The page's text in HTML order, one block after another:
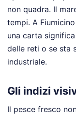
non quadra. Il
tempi. A
una carta
delle reti o se sta
industriale.
Gli indizi
Il pesce fresco